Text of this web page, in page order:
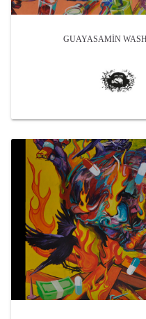
GUAYASAMÍN